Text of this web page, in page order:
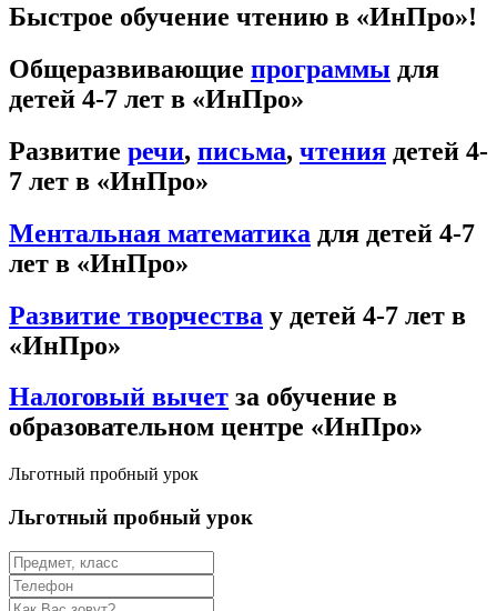
Быстрое обучение чтению в «ИнПро»!
Общеразвивающие программы для
детей 4-7 лет в «ИнПро»
Развитие речи, письма, чтения детей 4-
7 лет в «ИнПро»
Ментальная математика для детей 4-7
лет в «ИнПро»
Развитие творчества у детей 4-7 лет в
«ИнПро»
Налоговый вычет за обучение в
образовательном центре «ИнПро»
Льготный пробный урок
Льготный пробный урок